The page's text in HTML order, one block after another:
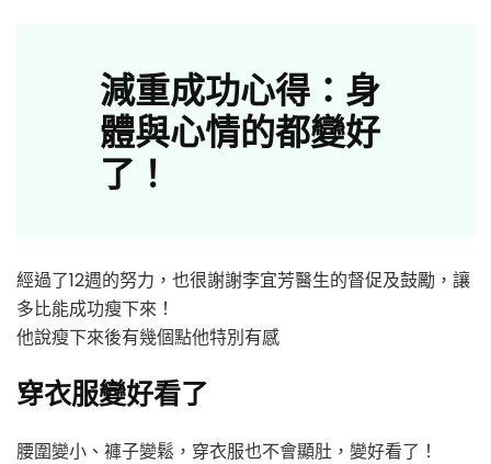
減重成功心得：身
體與心情的都變好
了！
經過了12週的努力，也很謝謝李宜芳醫生的督促及鼓勵，讓
多比能成功瘦下來！
他說瘦下來後有幾個點他特別有感
穿衣服變好看了
腰圍變小、褲子變鬆，穿衣服也不會顯肚，變好看了！